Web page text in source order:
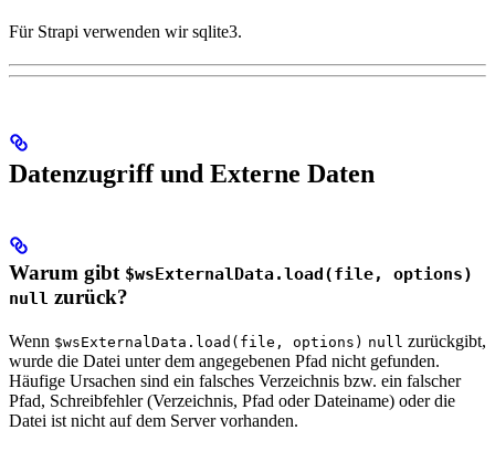
Für Strapi verwenden wir sqlite3.
Datenzugriff und Externe Daten
Warum gibt $wsExternalData.load(file, options)
null zurück?
Wenn $wsExternalData.load(file, options) null zurückgibt,
wurde die Datei unter dem angegebenen Pfad nicht gefunden.
Häufige Ursachen sind ein falsches Verzeichnis bzw. ein falscher
Pfad, Schreibfehler (Verzeichnis, Pfad oder Dateiname) oder die
Datei ist nicht auf dem Server vorhanden.